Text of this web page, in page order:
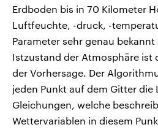
Erdboden bis in 70 Kilometer
Luftfeuchte, -druck, -
Parameter sehr genau bekannt
Istzustand der Atmosphäre ist
der Vorhersage. Der
jeden Punkt auf dem Gitter die
Gleichungen, welche
Wettervariablen in diesem